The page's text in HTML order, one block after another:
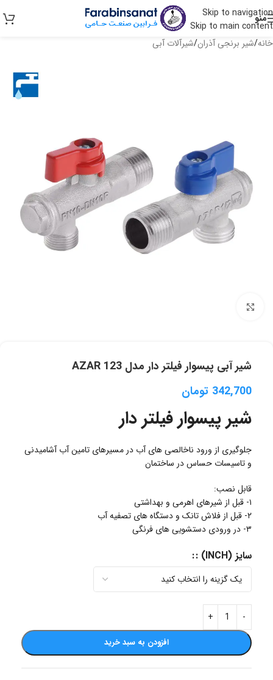
Skip to navigation
Skip to main content
منو
خانه/شیر برنجی آذران/شیرآلات آبی
شیر آبی پیسوار فیلتر دار مدل AZAR 123
342,700 تومان
شیر پیسوار فیلتر دار
جلوگیری از ورود ناخالصی های آب در مسیرهای تامین آب آشامیدنی
و تاسیسات حساس در ساختمان
قابل نصب:
۱- قبل از شیرهای اهرمی و بهداشتی
۲- قبل از فلاش تانک و دستگاه های تصفیه آب
۳- در ورودی دستشویی های فرنگی
سایز (INCH) :
افزودن به سبد خرید